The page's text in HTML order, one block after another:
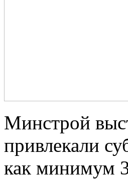
Минстрой
привлекали
как минимум